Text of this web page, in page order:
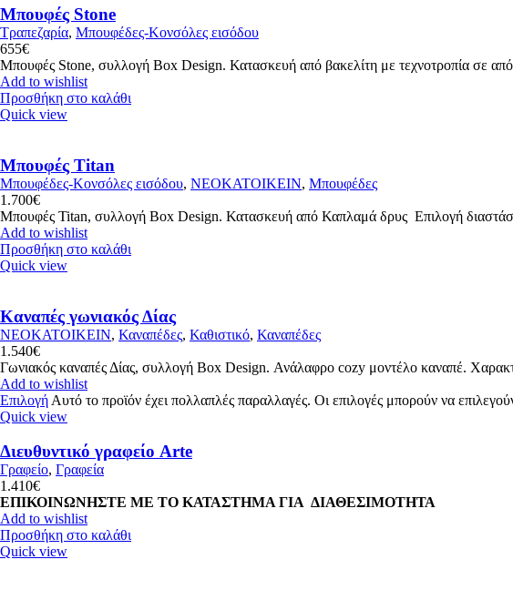
Μπουφές Stone
Τραπεζαρία, Μπουφέδες-Κονσόλες εισόδου
655€
Μπουφές Stone, συλλογή Box Design. Κατασκευή από βακελίτη με τεχνοτροπία σε
Add to wishlist
Προσθήκη στο καλάθι
Quick view
Μπουφές Titan
Μπουφέδες-Κονσόλες εισόδου, ΝΕΟΚΑΤΟΙΚΕΙΝ, Μπουφέδες
1.700€
Μπουφές Titan, συλλογή Box Design. Κατασκευή από Καπλαμά δρυς Επιλογή
Add to wishlist
Προσθήκη στο καλάθι
Quick view
Καναπές γωνιακός Δίας
ΝΕΟΚΑΤΟΙΚΕΙΝ, Καναπέδες, Καθιστικό, Καναπέδες
1.540€
Γωνιακός καναπές Δίας, συλλογή Box Design. Ανάλαφρο cozy μοντέλο καναπέ.
Add to wishlist
Επιλογή Αυτό το προϊόν έχει πολλαπλές παραλλαγές. Οι επιλογές μπορούν να
Quick view
Διευθυντικό γραφείο Arte
Γραφείο, Γραφεία
1.410€
ΕΠΙΚΟΙΝΩΝΗΣΤΕ ΜΕ ΤΟ ΚΑΤΑΣΤΗΜΑ ΓΙΑ ΔΙΑΘΕΣΙΜΟΤΗΤΑ
Add to wishlist
Προσθήκη στο καλάθι
Quick view